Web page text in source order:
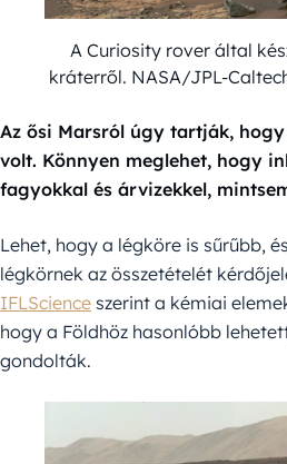
A Curiosity rover által
kráterről. NASA/JPL-
Az ősi Marsról úgy tartják,
volt. Könnyen meglehet, hogy
fagyokkal és árvizekkel,
Lehet, hogy a légköre is sűrűbb,
légkörnek az összetételét
IFLScience szerint a kémiai
hogy a Földhöz hasonlóbb
gondolták.